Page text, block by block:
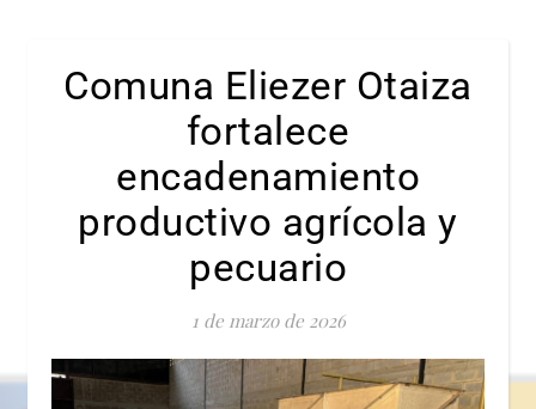
Comuna Eliezer Otaiza
fortalece
encadenamiento
productivo agrícola y
pecuario
1 de marzo de 2026